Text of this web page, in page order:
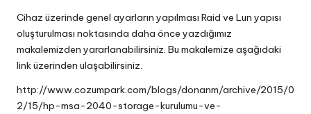
Cihaz üzerinde genel ayarların yapılması Raid ve Lun yapısı
oluşturulması noktasında daha önce yazdığımız
makalemizden yararlanabilirsiniz. Bu makalemize aşağıdaki
link üzerinden ulaşabilirsiniz.
http://www.cozumpark.com/blogs/donanm/archive/2015/0
2/15/hp-msa-2040-storage-kurulumu-ve-